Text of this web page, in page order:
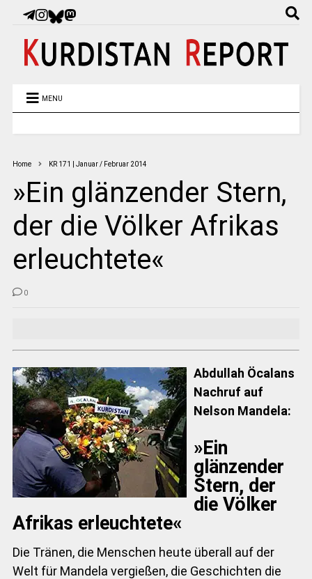
MENU
Home KR 171 | Januar / Februar 2014
»Ein glänzender Stern,
der die Völker Afrikas
erleuchtete«
0
Abdullah Öcalans
Nachruf auf
Nelson Mandela:
»Ein
glänzender
Stern, der
die Völker
Afrikas erleuchtete«
Die Tränen, die Menschen heute überall auf der
Welt für Mandela vergießen, die Geschichten die